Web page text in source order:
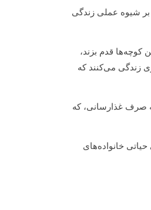
بر شیوه عملی زندگی
کوچه‌ها قدم بزند،
زندگی می‌کنند که
صرف غذارسانی، که
خانواده‌های